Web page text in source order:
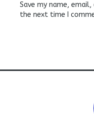
Save my name,
the next time I